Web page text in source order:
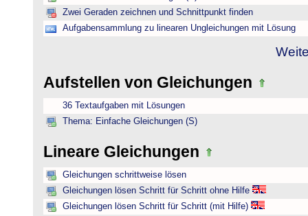
Zwei Geraden zeichnen und Schnittpunkt finden
Aufgabensammlung zu linearen Ungleichungen mit Lösung
Aufstellen von Gleichungen
36 Textaufgaben mit Lösungen
Thema: Einfache Gleichungen (S)
Lineare Gleichungen
Gleichungen schrittweise lösen
Gleichungen lösen Schritt für Schritt ohne Hilfe
Gleichungen lösen Schritt für Schritt (mit Hilfe)